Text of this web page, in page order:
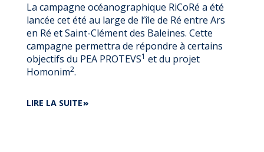
La campagne océanographique RiCoRé a été
lancée cet été au large de l’île de Ré entre Ars
en Ré et Saint-Clément des Baleines. Cette
campagne permettra de répondre à certains
objectifs du PEA PROTEVS1 et du projet
Homonim2.
LIRE LA SUITEDE